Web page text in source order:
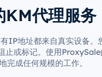
KM代理服务
IP地址都来自真实设备。
止或标记。使用
完成任何规模的工作。